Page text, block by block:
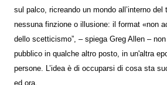
sul palco, ricreando un mondo all’interno del
nessuna finzione o illusione: il format «non
dello scetticismo”, – spiega Greg Allen –
pubblico in qualche altro posto, in un'altra
persone. L’idea è di occuparsi di cosa sta
ed ora.